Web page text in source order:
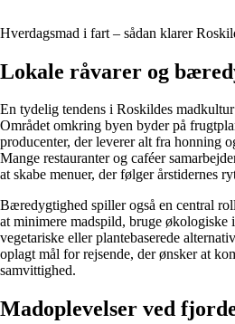
Hverdagsmad i fart – sådan klarer
Lokale råvarer og
En tydelig tendens i Roskildes
Området omkring byen byder på
producenter, der leverer alt fra honning
Mange restauranter og caféer
at skabe menuer, der følger årstidernes
Bæredygtighed spiller også en central
at minimere madspild, bruge økologiske
vegetariske eller plantebaserede
oplagt mål for rejsende, der ønsker at
samvittighed.
Madoplevelser ved